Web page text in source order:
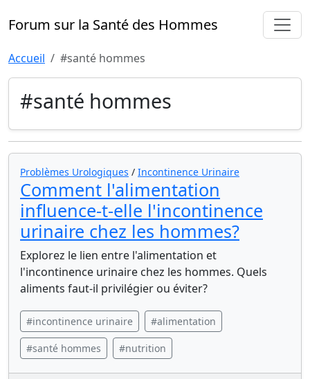
Forum sur la Santé des Hommes
Accueil #santé hommes
#santé hommes
Problèmes Urologiques / Incontinence Urinaire
Comment l'alimentation
influence-t-elle l'incontinence
urinaire chez les hommes?
Explorez le lien entre l'alimentation et
l'incontinence urinaire chez les hommes. Quels
aliments faut-il privilégier ou éviter?
#incontinence urinaire #alimentation
#santé hommes #nutrition